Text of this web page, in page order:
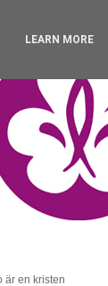
är en kristen
LEARN MORE